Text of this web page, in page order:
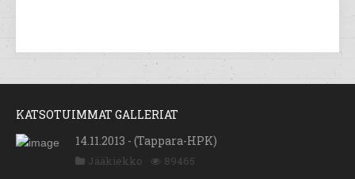
KATSOTUIMMAT GALLERIAT
14.11.2013 - (Tappara-HPK)
Jääkiekko 89465